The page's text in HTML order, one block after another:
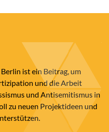
ist ein Beitrag, um
und die Arbeit
und Antisemitismus in
zu neuen Projektideen und